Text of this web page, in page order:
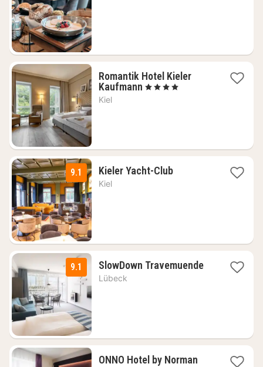
Romantik Hotel Kieler
Kaufmann 1
, 4 Stjerner
Kiel
9.1 Kieler Yacht-Club1
Kiel
9.1 SlowDown Travemuende1
Lübeck
ONNO Hotel by Norman1